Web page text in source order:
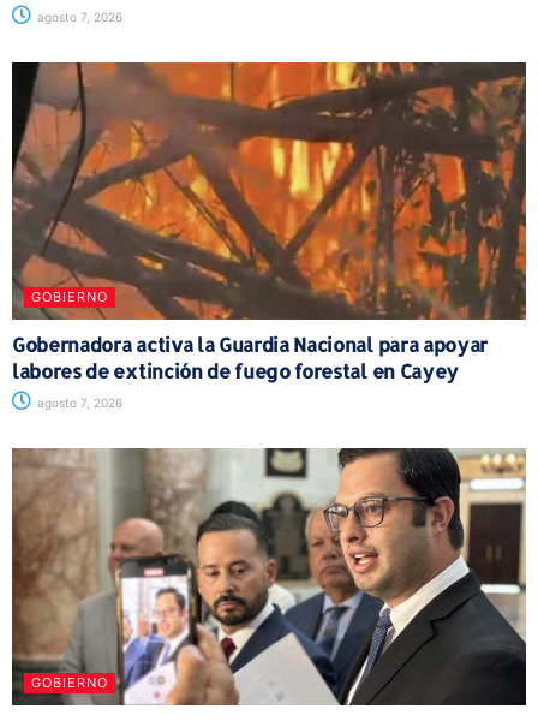
agosto 7, 2026
GOBIERNO
Gobernadora activa la Guardia Nacional para apoyar
labores de extinción de fuego forestal en Cayey
agosto 7, 2026
GOBIERNO